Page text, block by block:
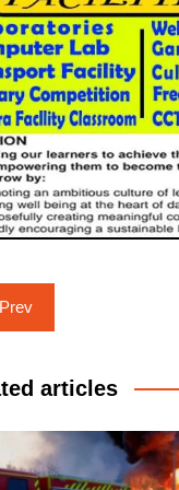
Prev
articles